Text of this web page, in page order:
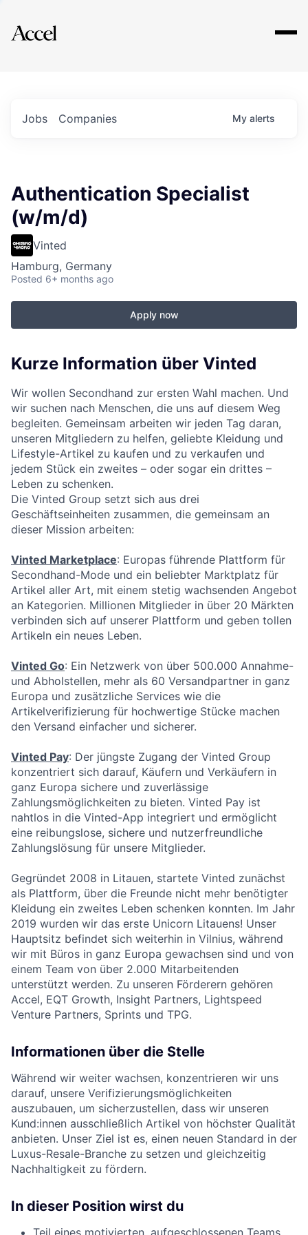
Explore
Jobs Companies My alerts
Authentication Specialist
(w/m/d)
Vinted
Hamburg, Germany
Posted 6+ months ago
Apply now
Kurze Information über Vinted
Wir wollen Secondhand zur ersten Wahl machen. Und
wir suchen nach Menschen, die uns auf diesem Weg
begleiten. Gemeinsam arbeiten wir jeden Tag daran,
unseren Mitgliedern zu helfen, geliebte Kleidung und
Lifestyle-Artikel zu kaufen und zu verkaufen und
jedem Stück ein zweites – oder sogar ein drittes –
Leben zu schenken.
Die Vinted Group setzt sich aus drei
Geschäftseinheiten zusammen, die gemeinsam an
dieser Mission arbeiten:
Vinted Marketplace: Europas führende Plattform für
Secondhand-Mode und ein beliebter Marktplatz für
Artikel aller Art, mit einem stetig wachsenden Angebot
an Kategorien. Millionen Mitglieder in über 20 Märkten
verbinden sich auf unserer Plattform und geben tollen
Artikeln ein neues Leben.
Vinted Go: Ein Netzwerk von über 500.000 Annahme-
und Abholstellen, mehr als 60 Versandpartner in ganz
Europa und zusätzliche Services wie die
Artikelverifizierung für hochwertige Stücke machen
den Versand einfacher und sicherer.
Vinted Pay: Der jüngste Zugang der Vinted Group
konzentriert sich darauf, Käufern und Verkäufern in
ganz Europa sichere und zuverlässige
Zahlungsmöglichkeiten zu bieten. Vinted Pay ist
nahtlos in die Vinted-App integriert und ermöglicht
eine reibungslose, sichere und nutzerfreundliche
Zahlungslösung für unsere Mitglieder.
Gegründet 2008 in Litauen, startete Vinted zunächst
als Plattform, über die Freunde nicht mehr benötigter
Kleidung ein zweites Leben schenken konnten. Im Jahr
2019 wurden wir das erste Unicorn Litauens! Unser
Hauptsitz befindet sich weiterhin in Vilnius, während
wir mit Büros in ganz Europa gewachsen sind und von
einem Team von über 2.000 Mitarbeitenden
unterstützt werden. Zu unseren Förderern gehören
Accel, EQT Growth, Insight Partners, Lightspeed
Venture Partners, Sprints und TPG.
Informationen über die Stelle
Während wir weiter wachsen, konzentrieren wir uns
darauf, unsere Verifizierungsmöglichkeiten
auszubauen, um sicherzustellen, dass wir unseren
Kund:innen ausschließlich Artikel von höchster Qualität
anbieten. Unser Ziel ist es, einen neuen Standard in der
Luxus-Resale-Branche zu setzen und gleichzeitig
Nachhaltigkeit zu fördern.
In dieser Position wirst du
Teil eines motivierten, aufgeschlossenen Teams